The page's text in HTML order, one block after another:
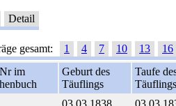
Detail
gesamt: 1 4 7 10 13
16
im
Geburt des
Täuflings
Taufe
Täuflings
03.03.1838